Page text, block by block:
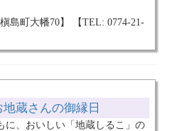
島町大幡70】 【TEL: 0774-21-
蔵さんの御縁日
に、おいしい「地蔵しるこ」の